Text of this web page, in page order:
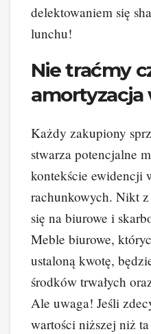
delektowaniem się
lunchu!
Nie traćmy
amortyzacja
Każdy zakupiony
stwarza potencjalne
kontekście ewidencji
rachunkowych. Nikt
się na biurowe i
Meble biurowe,
ustaloną kwotę,
środków trwałych
Ale uwaga! Jeśli
wartości niższej niż